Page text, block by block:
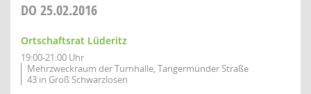
DO 25.02.2016
Ortschaftsrat Lüderitz
19:00-21:00 Uhr
Mehrzweckraum der Turnhalle, Tangermünder Straße
43 in Groß Schwarzlosen